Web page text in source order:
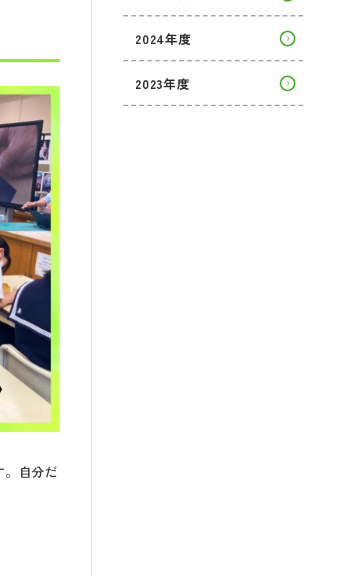
自分だ
2024年度
2023年度